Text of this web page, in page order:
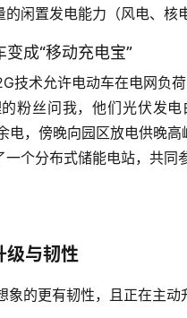
闲置发电能力（风电、核
成“移动充电宝”
技术允许电动车在电网负
粉丝问我，他们光伏发
电，傍晚向园区放电供晚
一个分布式储能电站，共同
级与韧性
的更有韧性，且正在主动